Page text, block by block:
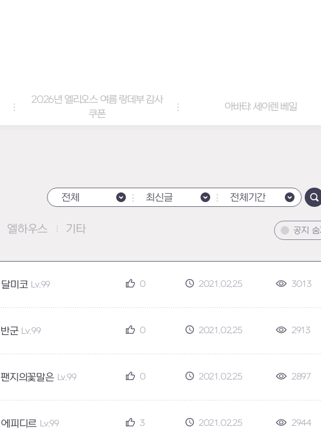
2026년 엘리오스 여름 랑데부 감사
쿠폰
아바타: 세이렌 베일
전체 최신글 전체기간
엘하우스 기타 공지 숨
달미코 Lv.99 0 2021.02.25 3013
반군 Lv.99 0 2021.02.25 2913
팬지의꽃말은 Lv.99 0 2021.02.25 2897
에피디르 Lv.99 3 2021.02.25 2944